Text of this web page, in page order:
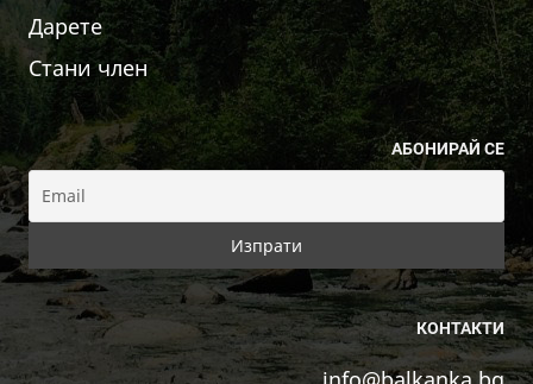
Дарете
Стани член
АБОНИРАЙ СЕ
КОНТАКТИ